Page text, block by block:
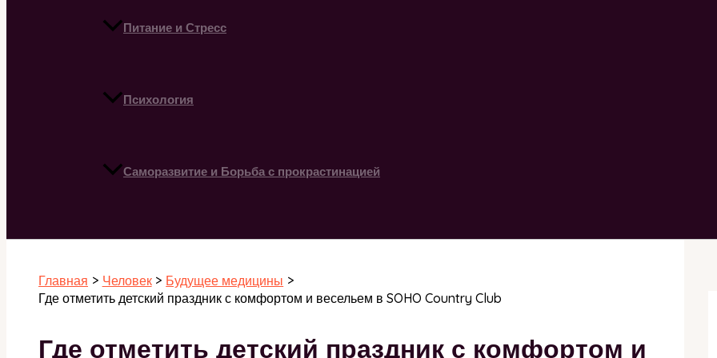
Питание и Стресс
Психология
Саморазвитие и Борьба с прокрастинацией
Главная Человек
Будущее медицины
Где отметить детский праздник с комфортом и весельем в SOHO Country Club
Где отметить детский праздник с комфортом и